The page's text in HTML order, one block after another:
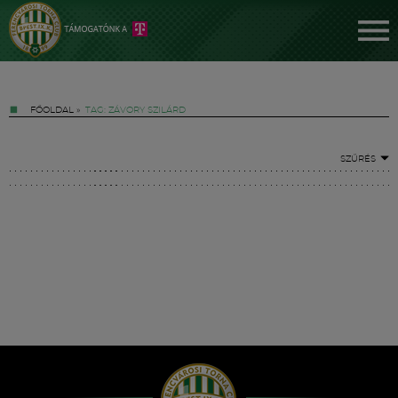
FŐOLDAL » TAG: ZÁVORY SZILÁRD
SZŰRÉS
Hírek